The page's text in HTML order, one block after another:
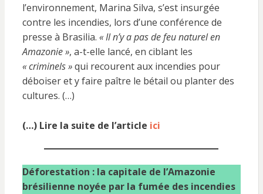
l’environnement, Marina Silva, s’est insurgée
contre les incendies, lors d’une conférence de
presse à Brasilia. « Il n’y a pas de feu naturel en
Amazonie », a-t-elle lancé, en ciblant les
« criminels »qui recourent aux incendies pour
déboiser et y faire paître le bétail ou planter des
cultures. (…)
(…) Lire la suite de l’article ici
Déforestation : la capitale de l’Amazonie
brésilienne noyée par la fumée des incendies